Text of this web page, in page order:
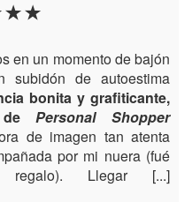
en un momento de bajón
de autoestima
bonita y grafiticante,
dePersonal Shopper
de imagen tan atenta
por mi nuera (fué
Llegar [...]